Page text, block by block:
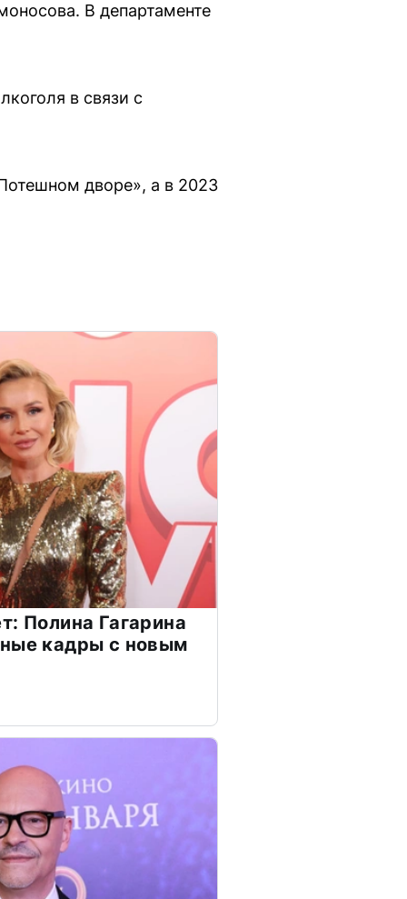
В департаменте
в связи с
дворе», а в 2023
Полина Гагарина
кадры с новым